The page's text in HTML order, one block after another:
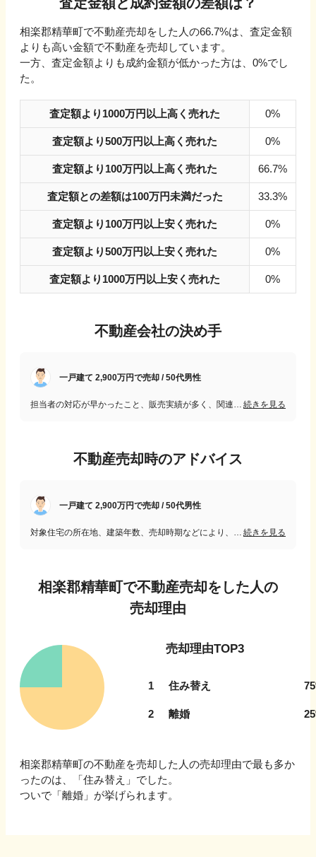
相楽郡精華町で不動産売却をした人の66.7%は、査定金額
よりも高い金額で不動産を売却しています。
一方、査定金額よりも成約金額が低かった方は、 0%でし
た。
査定額より1000万円以上高く売れた 0%
査定額より500万円以上高く売れた 0%
査定額より100万円以上高く売れた 66.7%
査定額との差額は100万円未満だった 33.3%
査定額より100万円以上安く売れた 0%
査定額より500万円以上安く売れた 0%
査定額より1000万円以上安く売れた 0%
不動産会社の決め手
一戸建て 2,900万円で売却 / 50代男性
担当者の対応が早かったこと、販売実績が多く、関連住宅メーカーとの連携もあり、より多くの住宅購入希望者に紹介してもらえるシステムになっていること、査定額に納得したことなどから決めました。 続きを見る
不動産売却時のアドバイス
一戸建て 2,900万円で売却 / 50代男性
対象住宅の所在地、建築年数、売却時期などにより、売却価格は変わってくるので、複数の不動産屋に相談して、担当者の話を聞き比べて判断するのがいいと思います。また、言いにくいことも正直に言ってくれることも大事だと思います。 続きを見る
相楽郡精華町で不動産売却をした人の
売却理由
売却理由TOP3
1 住み替え 75
2 離婚 25
相楽郡精華町の不動産を売却した人の売却理由で最も多か
ったのは、「住み替え 」でした。
ついで 「離婚」 が挙げられます。